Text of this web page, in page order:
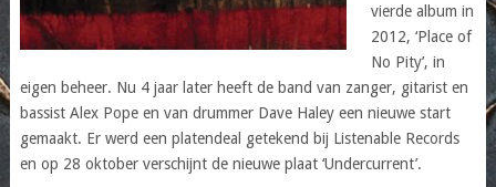
vierde album in
2012, ‘Place of
No Pity’, in
eigen beheer. Nu 4 jaar later heeft de band van zanger, gitarist en
bassist Alex Pope en van drummer Dave Haley een nieuwe start
gemaakt. Er werd een platendeal getekend bij Listenable Records
en op 28 oktober verschijnt de nieuwe plaat ‘Undercurrent’.